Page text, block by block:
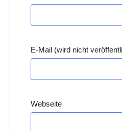
E-Mail (wird nicht
Webseite